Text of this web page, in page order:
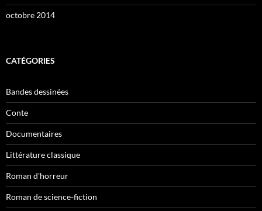
octobre 2014
CATÉGORIES
Bandes dessinées
Conte
Documentaires
Littérature classique
Roman d'horreur
Roman de science-fiction